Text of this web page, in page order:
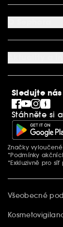
Kontaktujte nás
Mapa stránky
Můj účet
Aplikace
Nastavení
O společnosti
Kariéra
SEPHORiA
Blog Sephora
Singles´ Day
Black Friday
Cyber Monday
Vánoce
Sledujte nás
Stáhněte si
Další
Značky
*Podmínky
*Exkluzivně pro síť
Všeobecné